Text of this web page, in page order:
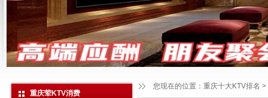
重庆荤KTV消费
您现在的位置： 重庆十大KTV排名 >